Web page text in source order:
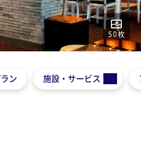
50枚
ン 施設・サービス